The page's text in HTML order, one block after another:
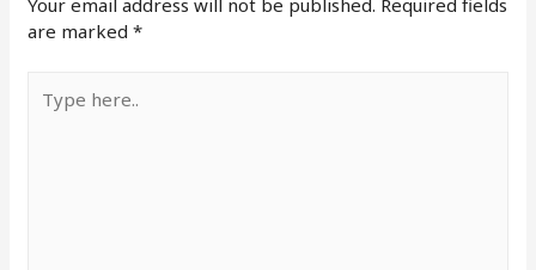
Your email address will not be published. Required fields
are marked*
here..